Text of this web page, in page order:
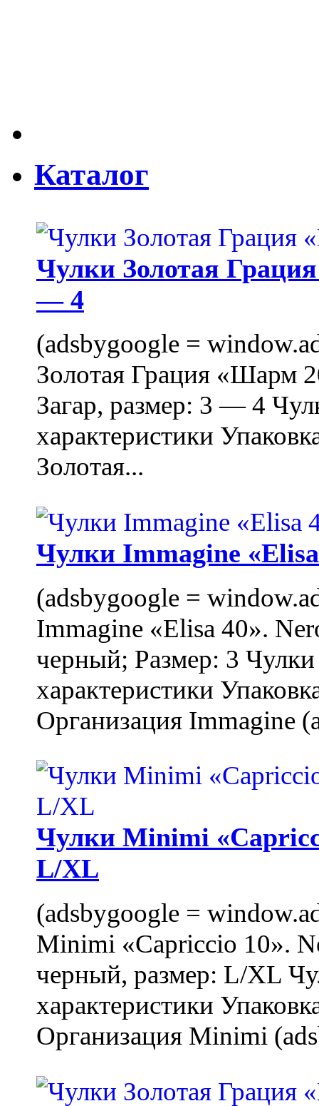
Каталог
Чулки Золотая
— 4
(adsbygoogle =
Золотая Грация «Шарм
Загар, размер: 3 — 4
характеристики
Золотая...
Чулки Immagine
(adsbygoogle =
Immagine «Elisa 40».
черный; Размер: 3
характеристики
Организация Immagine
Чулки Minimi
L/XL
(adsbygoogle =
Minimi «Capriccio 10».
черный, размер: L/XL
характеристики
Организация Minimi